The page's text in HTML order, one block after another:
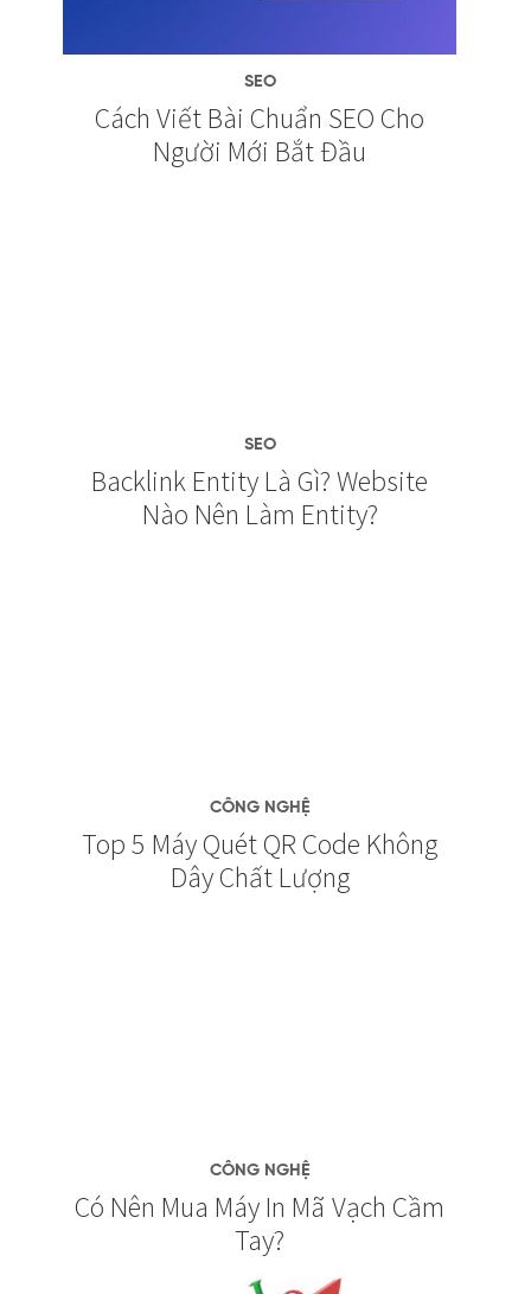
SEO
Cách Viết Bài Chuẩn SEO Cho
Người Mới Bắt Đầu
SEO
Backlink Entity Là Gì? Website
Nào Nên Làm Entity?
CÔNG NGHỆ
Top 5 Máy Quét QR Code Không
Dây Chất Lượng
CÔNG NGHỆ
Có Nên Mua Máy In Mã Vạch Cầm
Tay?